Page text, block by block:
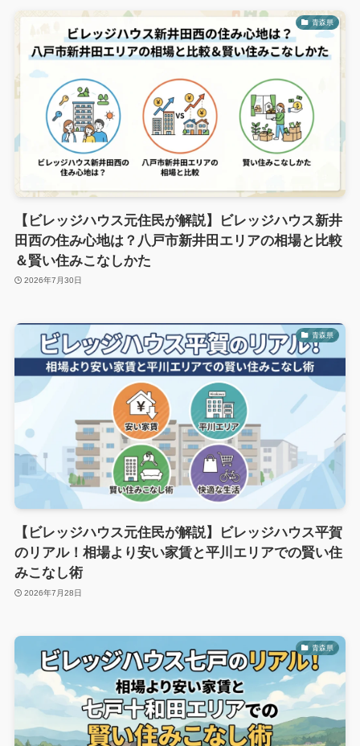
青森県
【ビレッジハウス元住民が解説】ビレッジハウス新井
田西の住み心地は？八戸市新井田エリアの相場と比較
＆賢い住みこなしかた
2026年7月30日
青森県
【ビレッジハウス元住民が解説】ビレッジハウス平賀
のリアル！相場より安い家賃と平川エリアでの賢い住
みこなし術
2026年7月28日
青森県